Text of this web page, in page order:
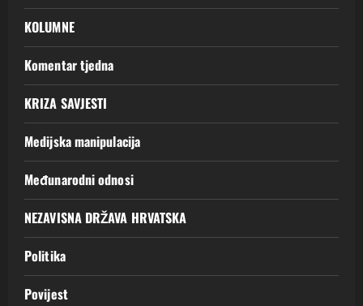
KOLUMNE
Komentar tjedna
KRIZA SAVJESTI
Medijska manipulacija
Međunarodni odnosi
NEZAVISNA DRŽAVA HRVATSKA
Politika
Povijest